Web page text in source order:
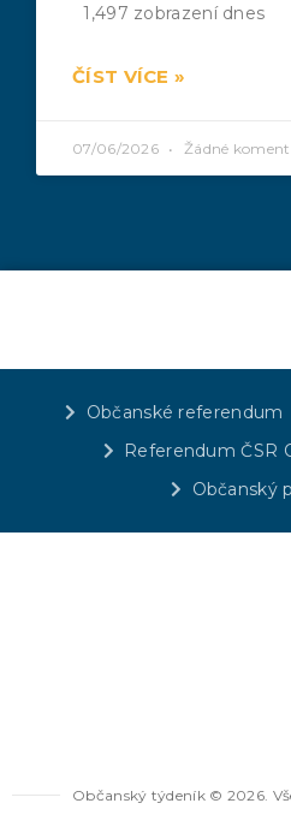
1,497 zobrazení dnes
ČÍST VÍCE »
07/06/2026 Žádné
Občanské referendum
Referendum ČSR
Občanský
Občanský týdeník © 2026.